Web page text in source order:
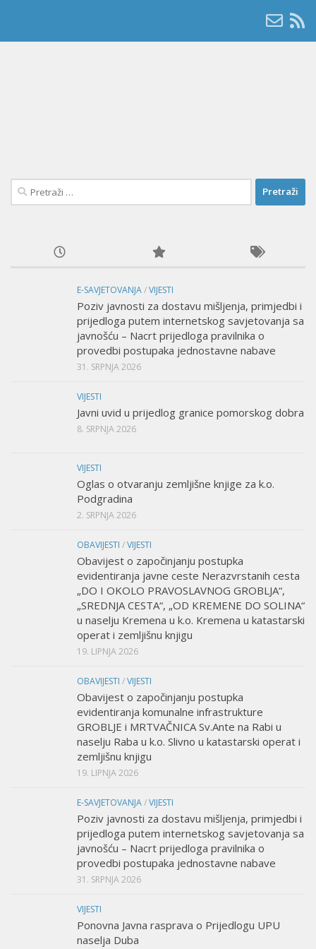
Pretraži:
E-SAVJETOVANJA/VIJESTI
Poziv javnosti za dostavu mišljenja, primjedbi i
prijedloga putem internetskog savjetovanja sa
javnošću – Nacrt prijedloga pravilnika o
provedbi postupaka jednostavne nabave
31. SRPNJA 2026
VIJESTI
Javni uvid u prijedlog granice pomorskog dobra
8. SRPNJA 2026
VIJESTI
Oglas o otvaranju zemljišne knjige za k.o.
Podgradina
2. SRPNJA 2026
OBAVIJESTI /VIJESTI
Obavijest o započinjanju postupka
evidentiranja javne ceste Nerazvrstanih cesta
„DO I OKOLO PRAVOSLAVNOG GROBLJA“,
„SREDNJA CESTA“, „OD KREMENE DO SOLINA“
u naselju Kremena u k.o. Kremena u katastarski
operat i zemljišnu knjigu
19. LIPNJA 2026
OBAVIJESTI /VIJESTI
Obavijest o započinjanju postupka
evidentiranja komunalne infrastrukture
GROBLJE i MRTVAČNICA Sv.Ante na Rabi u
naselju Raba u k.o. Slivno u katastarski operat i
zemljišnu knjigu
19. LIPNJA 2026
E-SAVJETOVANJA/VIJESTI
Poziv javnosti za dostavu mišljenja, primjedbi i
prijedloga putem internetskog savjetovanja sa
javnošću – Nacrt prijedloga pravilnika o
provedbi postupaka jednostavne nabave
31. SRPNJA 2026
VIJESTI
Ponovna Javna rasprava o Prijedlogu UPU
naselja Duba